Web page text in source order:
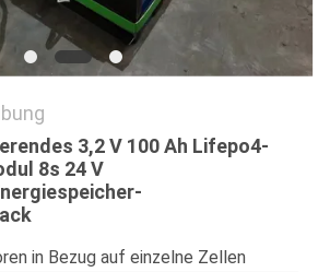
3,2 V 100 Ah Lifepo4-
8s 24 V
in Bezug auf einzelne Zellen